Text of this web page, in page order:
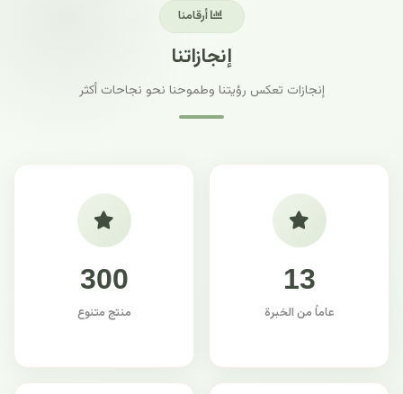
أرقامنا
إنجازاتنا
إنجازات تعكس رؤيتنا وطموحنا نحو نجاحات أكثر
13
عاماً من الخبرة
300
منتج متنوع